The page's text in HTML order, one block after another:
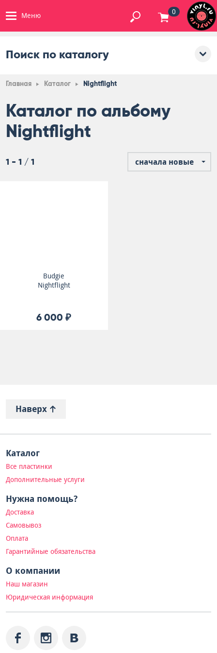
Меню 0
Поиск по каталогу
Главная Каталог Nightflight
Каталог по альбому
Nightflight
1 - 1 / 1 сначала новые
Budgie
Nightflight
6 000 ₽
Наверх
Каталог
Все пластинки
Дополнительные услуги
Нужна помощь?
Доставка
Самовывоз
Оплата
Гарантийные обязательства
О компании
Наш магазин
Юридическая информация